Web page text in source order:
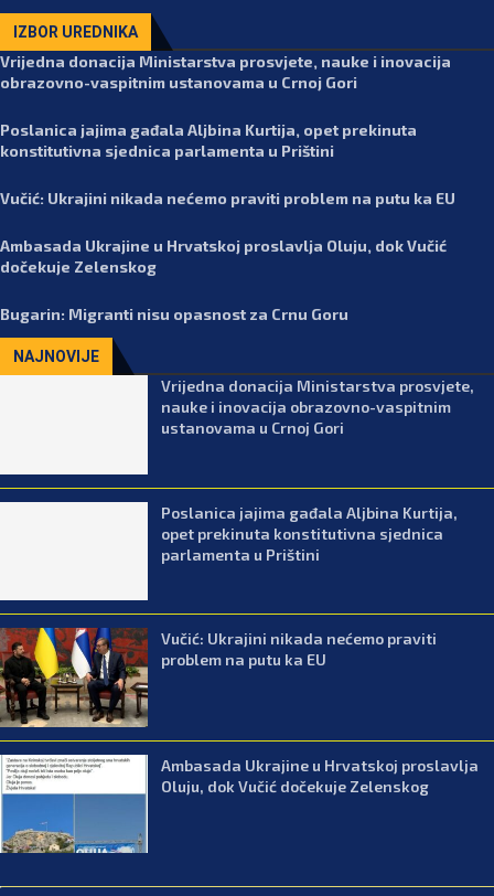
IZBOR UREDNIKA
Vrijedna donacija Ministarstva prosvjete, nauke i inovacija
obrazovno-vaspitnim ustanovama u Crnoj Gori
Poslanica jajima gađala Aljbina Kurtija, opet prekinuta
konstitutivna sjednica parlamenta u Prištini
Vučić: Ukrajini nikada nećemo praviti problem na putu ka EU
Ambasada Ukrajine u Hrvatskoj proslavlja Oluju, dok Vučić
dočekuje Zelenskog
Bugarin: Migranti nisu opasnost za Crnu Goru
NAJNOVIJE
Vrijedna donacija Ministarstva prosvjete,
nauke i inovacija obrazovno-vaspitnim
ustanovama u Crnoj Gori
Poslanica jajima gađala Aljbina Kurtija,
opet prekinuta konstitutivna sjednica
parlamenta u Prištini
Vučić: Ukrajini nikada nećemo praviti
problem na putu ka EU
Ambasada Ukrajine u Hrvatskoj proslavlja
Oluju, dok Vučić dočekuje Zelenskog